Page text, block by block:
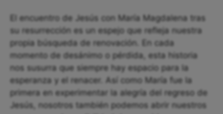
El encuentro de Jesús con María Magdalena tras
su resurrección es un espejo que refleja nuestra
propia búsqueda de renovación. En cada
momento de desánimo o pérdida, esta historia
nos susurra que siempre hay espacio para la
esperanza y el renacer. Así como María fue la
primera en experimentar la alegría del regreso de
Jesús, nosotros también podemos abrir nuestros